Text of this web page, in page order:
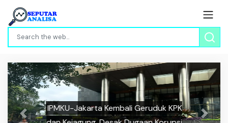
IPMKU-Jakarta Kembali Geruduk KPK
Previous Next